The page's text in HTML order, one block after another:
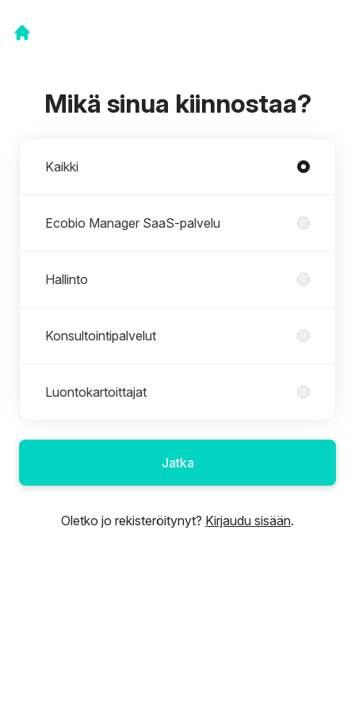
Mikä sinua kiinnostaa?
Kaikki
Ecobio Manager SaaS-palvelu
Hallinto
Konsultointipalvelut
Luontokartoittajat
Jatka
Oletko jo rekisteröitynyt? Kirjaudu sisään.